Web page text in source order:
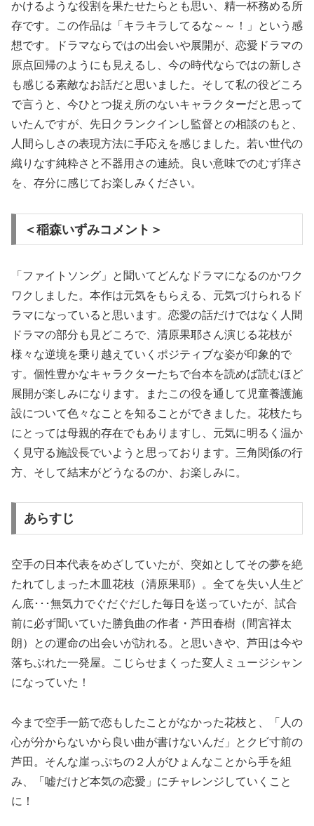
かけるような役割を果たせたらとも思い、精一杯務める所
存です。この作品は「キラキラしてるな～～！」という感
想です。ドラマならではの出会いや展開が、恋愛ドラマの
原点回帰のようにも見えるし、今の時代ならではの新しさ
も感じる素敵なお話だと思いました。そして私の役どころ
で言うと、今ひとつ捉え所のないキャラクターだと思って
いたんですが、先日クランクインし監督との相談のもと、
人間らしさの表現方法に手応えを感じました。若い世代の
織りなす純粋さと不器用さの連続。良い意味でのむず痒さ
を、存分に感じてお楽しみください。
＜稲森いずみコメント＞
「ファイトソング」と聞いてどんなドラマになるのかワク
ワクしました。本作は元気をもらえる、元気づけられるド
ラマになっていると思います。恋愛の話だけではなく人間
ドラマの部分も見どころで、清原果耶さん演じる花枝が
様々な逆境を乗り越えていくポジティブな姿が印象的で
す。個性豊かなキャラクターたちで台本を読めば読むほど
展開が楽しみになります。またこの役を通して児童養護施
設について色々なことを知ることができました。花枝たち
にとっては母親的存在でもありますし、元気に明るく温か
く見守る施設長でいようと思っております。三角関係の行
方、そして結末がどうなるのか、お楽しみに。
あらすじ
空手の日本代表をめざしていたが、突如としてその夢を絶
たれてしまった木皿花枝（清原果耶）。全てを失い人生ど
ん底･･･無気力でぐだぐだした毎日を送っていたが、試合
前に必ず聞いていた勝負曲の作者・芦田春樹（間宮祥太
朗）との運命の出会いが訪れる。と思いきや、芦田は今や
落ちぶれた一発屋。こじらせまくった変人ミュージシャン
になっていた！
今まで空手一筋で恋もしたことがなかった花枝と、「人の
心が分からないから良い曲が書けないんだ」とクビ寸前の
芦田。そんな崖っぷちの２人がひょんなことから手を組
み、「嘘だけど本気の恋愛」にチャレンジしていくこと
に！